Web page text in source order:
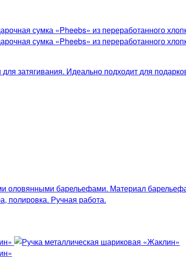
затягивания. Идеально подходит для
оловянными барельефами. Материал
полировка. Ручная работа.